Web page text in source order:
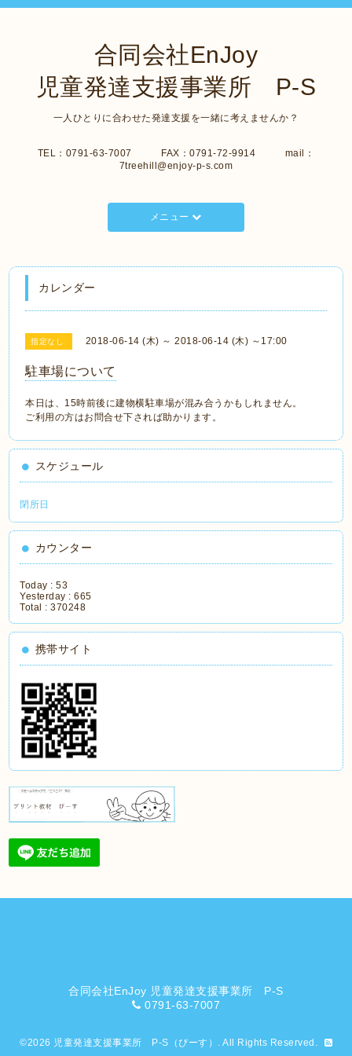
合同会社EnJoy
児童発達支援事業所 P-S
一人ひとりに合わせた発達支援を一緒に考えませんか？
TEL：0791-63-7007 FAX：0791-72-9914 mail：
7treehill@enjoy-p-s.com
メニュー
カレンダー
指定なし 2018-06-14 (木) ～ 2018-06-14 (木) ～17:00
駐車場について
本日は、15時前後に建物横駐車場が混み合うかもしれません。
ご利用の方はお問合せ下されば助かります。
スケジュール
閉所日
カウンター
Today :53
Yesterday :665
Total :370248
携帯サイト
合同会社EnJoy 児童発達支援事業所 P-S
0791-63-7007
©2026 児童発達支援事業所 P-S（ぴーす） . All Rights Reserved.